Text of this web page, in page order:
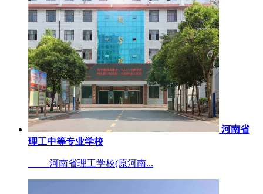
河南省
理工中等专业学校
河南省理工学校(原河南...